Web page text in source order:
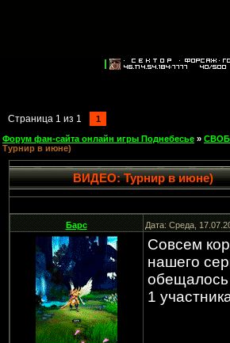
Страница 1 из 1 1
Форум фан-сайта онлайн игры Поднебесье »
Турнир в июне)
ВИДЕО: Турнир в июне)
Барс Дата: Среда,
Совсем
нашего
1